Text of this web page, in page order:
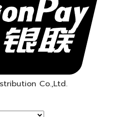
Co.,Ltd.